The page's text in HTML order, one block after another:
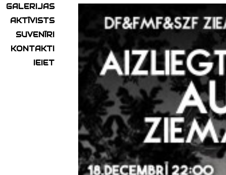
GALERIJAS
AKTĪVISTS
SUVENĪRI
KONTAKTI
IEIET